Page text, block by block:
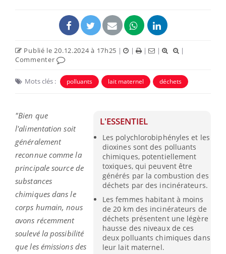
Publié le 20.12.2024 à 17h25 | | | |
|
Commenter
Mots clés : polluants lait maternel déchets
L'ESSENTIEL
Les polychlorobiphényles et les
dioxines sont des polluants
chimiques, potentiellement
toxiques, qui peuvent être
générés par la combustion des
déchets par des incinérateurs.
Les femmes habitant à moins
de 20 km des incinérateurs de
déchets présentent une légère
hausse des niveaux de ces
deux polluants chimiques dans
leur lait maternel.
"Bien que
l'alimentation soit
généralement
reconnue comme la
principale source de
substances
chimiques dans le
corps humain, nous
avons récemment
soulevé la possibilité
que les émissions des